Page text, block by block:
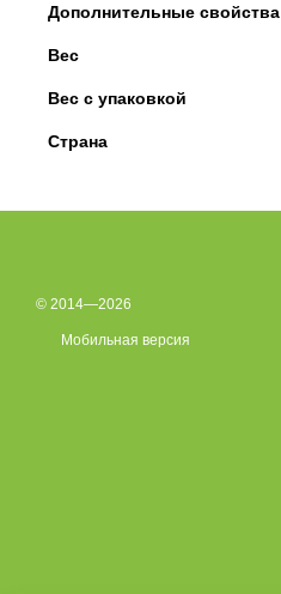
Дополнительные свойства
Вес
Вес с упаковкой
Страна
© 2014—2026
Мобильная версия